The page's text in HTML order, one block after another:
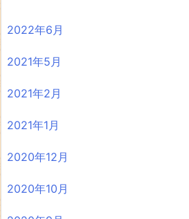
2022年6月
2021年5月
2021年2月
2021年1月
2020年12月
2020年10月